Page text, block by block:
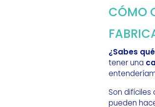
CÓMO
¿Sabes
tener una
Son difíciles
pueden